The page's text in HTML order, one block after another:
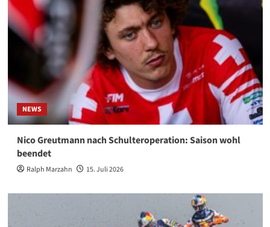
NEWS
Nico Greutmann nach Schulteroperation: Saison wohl
beendet
Ralph Marzahn 15. Juli 2026